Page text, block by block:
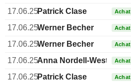
17.06.25Patrick Clase Achat
17.06.25Werner Becher Achat
17.06.25Werner Becher Achat
17.06.25Anna Nordell-WestlingAchat
17.06.25Patrick Clase Achat